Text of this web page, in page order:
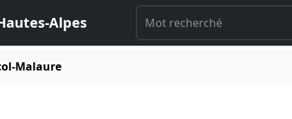
Alpes
Malaure